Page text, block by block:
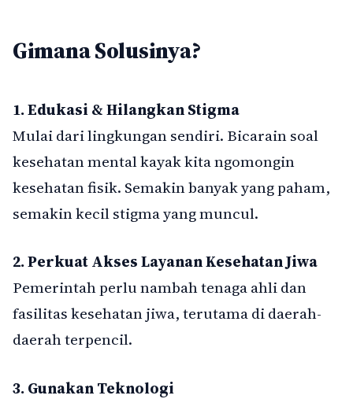
Gimana Solusinya?
1. Edukasi & Hilangkan Stigma
Mulai dari lingkungan sendiri. Bicarain soal
kesehatan mental kayak kita ngomongin
kesehatan fisik. Semakin banyak yang paham,
semakin kecil stigma yang muncul.
2. Perkuat Akses Layanan Kesehatan Jiwa
Pemerintah perlu nambah tenaga ahli dan
fasilitas kesehatan jiwa, terutama di daerah-
daerah terpencil.
3. Gunakan Teknologi